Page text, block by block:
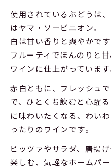
使用されているぶどうは
はヤマ・ソービニオン。
白は甘い香りと爽やかで
フルーティでほんのりと
ワインに仕上がっています
赤白ともに、フレッシュ
で、ひとくち飲むと心躍
に味わいたくなる、わい
ったりのワインです。
ピッツァやサラダ、唐揚
楽しむ、気軽なホームパ